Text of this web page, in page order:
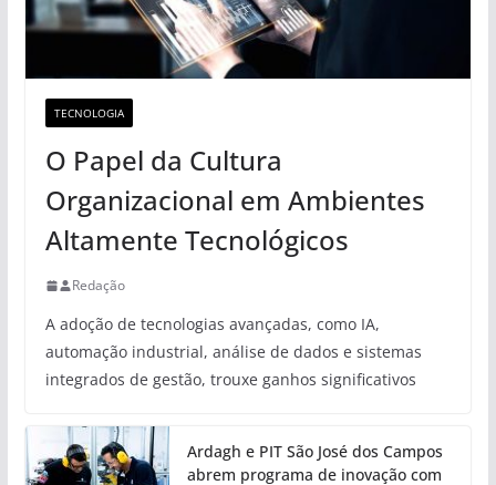
TECNOLOGIA
O Papel da Cultura
Organizacional em Ambientes
Altamente Tecnológicos
Redação
A adoção de tecnologias avançadas, como IA,
automação industrial, análise de dados e sistemas
integrados de gestão, trouxe ganhos significativos
Ardagh e PIT São José dos Campos
abrem programa de inovação com